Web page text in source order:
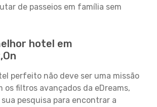
de passeios em família sem
hotel em
perfeito não deve ser uma missão
os filtros avançados da eDreams,
pesquisa para encontrar a